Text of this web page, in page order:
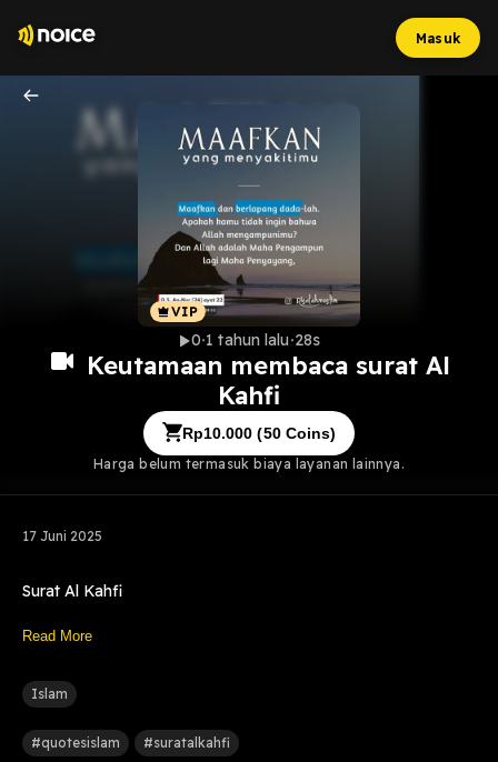
Masuk
0 1 tahun lalu 28s
Keutamaan membaca surat Al
Kahfi
Rp10.000 (50Coins)
Harga belum termasuk biaya layanan lainnya.
17 Juni 2025
Surat Al Kahfi
Read More
Islam
#quotesislam #suratalkahfi